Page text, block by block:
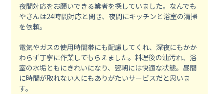
夜間対応をお願いできる業者を探していました。なんでも
やさんは24時間対応と聞き、夜間にキッチンと浴室の清掃
を依頼。
電気やガスの使用時間帯にも配慮してくれ、深夜にもかか
わらず丁寧に作業してもらえました。料理後の油汚れ、浴
室の水垢ともにきれいになり、翌朝には快適な状態。昼間
に時間が取れない人にもありがたいサービスだと思いま
す。